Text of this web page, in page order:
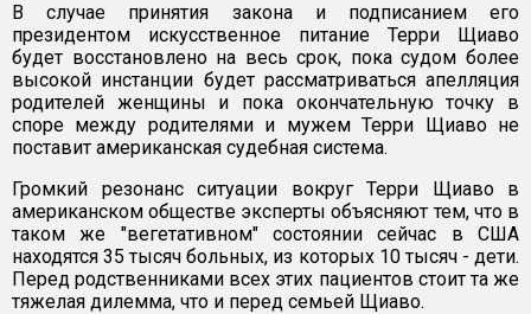
В случае принятия закона и подписанием его
президентом искусственное питание Терри Щиаво
будет восстановлено на весь срок, пока судом более
высокой инстанции будет рассматриваться апелляция
родителей женщины и пока окончательную точку в
споре между родителями и мужем Терри Щиаво не
поставит американская судебная система.
Громкий резонанс ситуации вокруг Терри Щиаво в
американском обществе эксперты объясняют тем, что в
таком же "вегетативном" состоянии сейчас в США
находятся 35 тысяч больных, из которых 10 тысяч - дети.
Перед родственниками всех этих пациентов стоит та же
тяжелая дилемма, что и перед семьей Щиаво.